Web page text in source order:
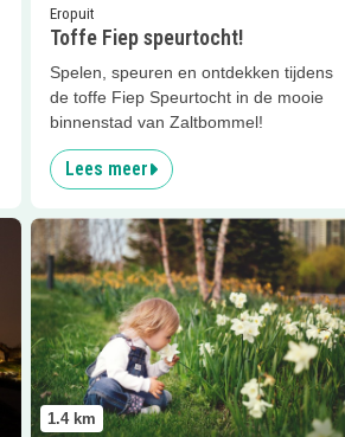
Eropuit
Toffe Fiep speurtocht!
Spelen, speuren en ontdekken tijdens
de toffe Fiep Speurtocht in de mooie
binnenstad van Zaltbommel!
Lees meer
1.4 km
Lees meer Natuurspeeltuin Tuil